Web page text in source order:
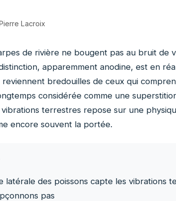
Lacroix
de rivière ne bougent pas au bruit de
apparemment anodine, est en
reviennent bredouilles de ceux qui
considérée comme une
vibrations terrestres repose sur une
encore souvent la portée.
latérale des poissons capte les vibrations
pas